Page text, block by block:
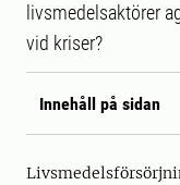
livsmedelsaktörer
vid kriser?
Innehåll på sidan